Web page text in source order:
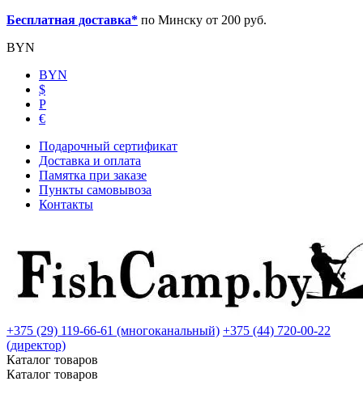
Бесплатная доставка* по Минску от 200 руб.
BYN
BYN
$
Р
€
Подарочный сертификат
Доставка и оплата
Памятка при заказе
Пункты самовывоза
Контакты
+375 (29) 119-66-61 (многоканальный) +375 (44) 720-00-22
(директор)
Каталог товаров
Каталог товаров